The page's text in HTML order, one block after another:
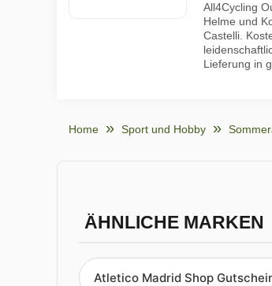
All4Cycling
Helme und
Castelli.
Lieferung in
Home Sport und Hobby
ÄHNLICHE MARKEN
Atletico Madrid Shop